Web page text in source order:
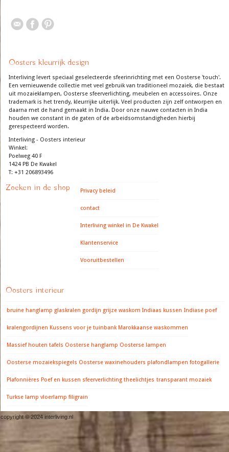
Oosters kleurrijk design
Interliving levert speciaal geselecteerde sfeerinrichting met een Oosterse 'touch'.
Een vernieuwende collectie met veel gebruik van traditioneel mozaiek, die bestaat
uit mozaieklampen, Oosterse sfeerverlichting, meubelen en accessoires. Onze
trademark is het trendy, kleurrijke uiterlijk. Veel producten zijn zelf ontworpen en
daarna met de hand gemaakt in India. Door onze nauwe contacten in India
houden we constant in de gaten of de arbeidsomstandigheden hierbij
gerespecteerd worden.
Interliving - Oosters interieur
Winkel:
Poelweg 40 F
1424 PB De Kwakel
T: +31 206893496
Zoeken in de shop Privacy beleid
contact
Interliving winkel in De Kwakel
Klantenservice
Vooruitbestellen
Oosters interieur
bruine hanglamp glaskralen gordijn grijze waskom Indiaas kussen Indiase poef
kralengordijnen Kussens voor je tuinbank Marokkaanse waskommen
Massief houten tafels Oosterse hanglamp Oosterse lampen
Oosterse mozaiekspiegels Oosterse waxinehouders plafondlampen fotogallerie
Plafonnières Poef en kussen sfeerverlichting theelichtjes transparant mozaiek
Turkse lamp vloerlamp filigrain
copyright © 2024 interliving.nl